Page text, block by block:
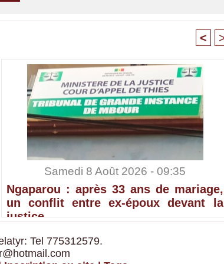
<
Samedi 8 Août 2026 - 09:35
Ngaparou : après 33 ans de mariage,
un conflit entre ex-époux devant la
justice
Tel 775312579.